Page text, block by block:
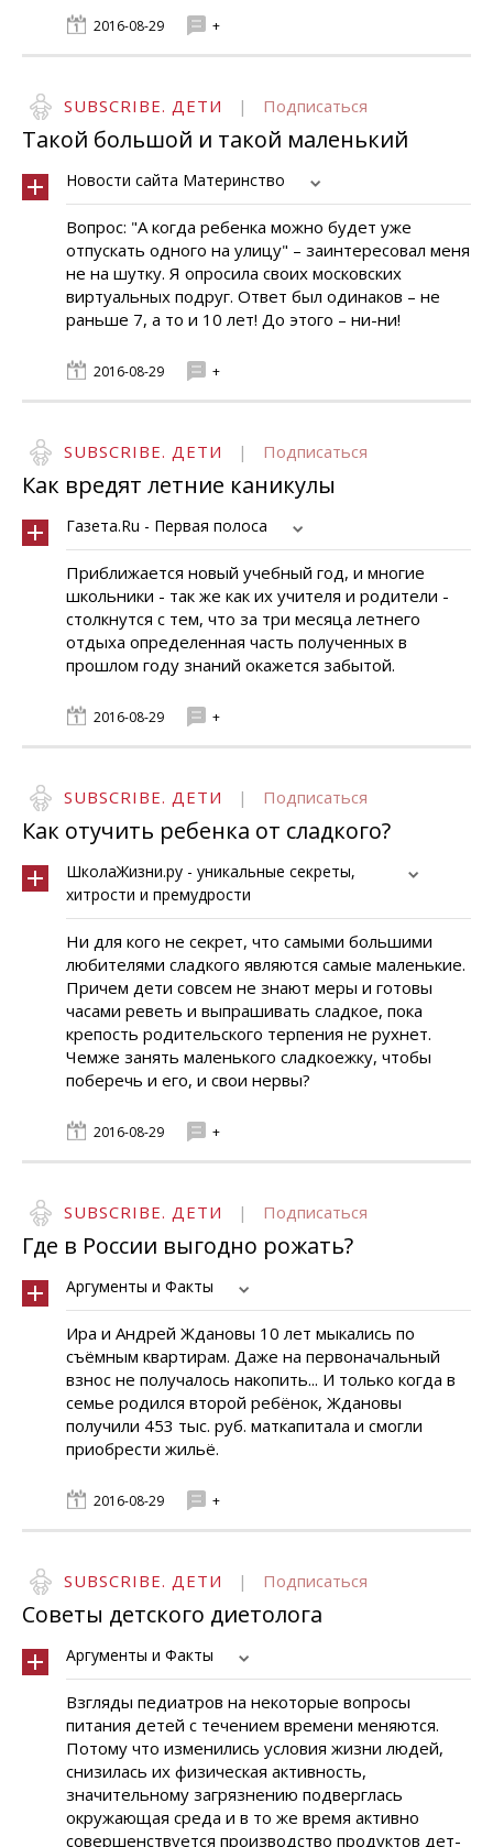
2016-08-29 +
SUBSCRIBE. ДЕТИ | Подписаться
Такой большой и такой маленький
Новости сайта Материнство
Вопрос: "А когда ребенка можно будет уже
отпускать одного на улицу" – заинтересовал меня
не на шутку. Я опросила своих московских
виртуальных подруг. Ответ был одинаков – не
раньше 7, а то и 10 лет! До этого – ни-ни!
2016-08-29 +
SUBSCRIBE. ДЕТИ | Подписаться
Как вредят летние каникулы
Газета.Ru - Первая полоса
Приближается новый учебный год, и многие
школьники - так же как их учителя и родители -
столкнутся с тем, что за три месяца летнего
отдыха определенная часть полученных в
прошлом году знаний окажется забытой.
2016-08-29 +
SUBSCRIBE. ДЕТИ | Подписаться
Как отучить ребенка от сладкого?
ШколаЖизни.ру - уникальные секреты,
хитрости и премудрости
Ни для кого не секрет, что самыми большими
любителями сладкого являются самые маленькие.
Причем дети совсем не знают меры и готовы
часами реветь и выпрашивать сладкое, пока
крепость родительского терпения не рухнет.
Чемже занять маленького сладкоежку, чтобы
поберечь и его, и свои нервы?
2016-08-29 +
SUBSCRIBE. ДЕТИ | Подписаться
Где в России выгодно рожать?
Аргументы и Факты
Ира и Андрей Ждановы 10 лет мыкались по
съёмным квартирам. Даже на первоначальный
взнос не получалось накопить... И только когда в
семье родился второй ребёнок, Ждановы
получили 453 тыс. руб. маткапитала и смогли
приобрести жильё.
2016-08-29 +
SUBSCRIBE. ДЕТИ | Подписаться
Советы детского диетолога
Аргументы и Факты
Взгляды педиатров на некоторые вопросы
питания детей с течением времени меняются.
Потому что изменились условия жизни людей,
снизилась их физическая активность,
значительному загрязнению подверглась
окружающая среда и в то же время активно
совершенст­вуется производ­ство продуктов дет­